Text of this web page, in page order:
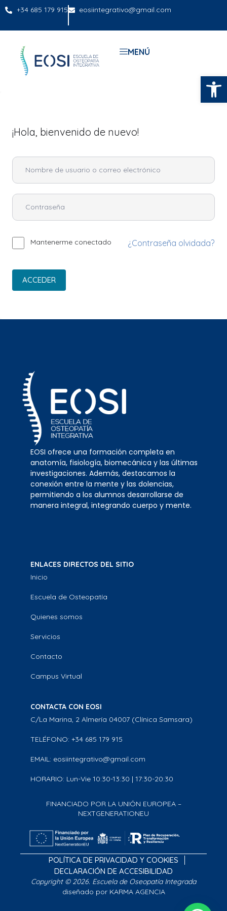
+34 685 179 915 eosiintegrativo@gmail.com
MENÚ
¡Hola, bienvenido de nuevo!
Mantenerme conectado ¿Contraseña olvidada?
ACCEDER
EOSI ofrece una formación completa en
anatomía, fisiología, biomecánica y las últimas
investigaciones. Además, destacamos la
conexión entre la mente y las dolencias,
permitiendo a los alumnos desarrollarse de
manera integral, integrando cuerpo y mente.
ENLACES DIRECTOS DEL SITIO
Inicio
Escuela de Osteopatía
Quienes somos
Servicios
Contacto
Campus Virtual
CONTACTA CON EOSI
C/La Marina, 2 Almería 04007 (Clínica Samsara)
TELÉFONO: +34 685 179 915
EMAIL: eosiintegrativo@gmail.com
HORARIO: Lun-Vie 10:30-13:30 | 17:30-20:30
FINANCIADO POR LA UNIÓN EUROPEA –
NEXTGENERATIONEU
POLÍTICA DE PRIVACIDAD Y COOKIES
DECLARACIÓN DE ACCESIBILIDAD
Copyright © 2026. Escuela de Oseopatía Integrada
diseñado por KARMA AGENCIA